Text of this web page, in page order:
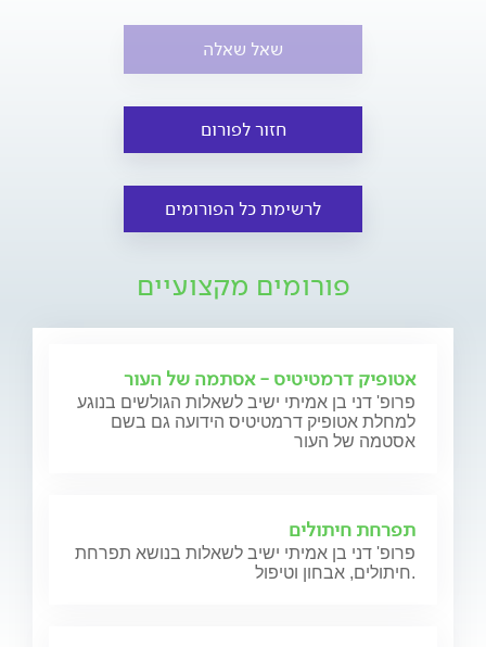
שאל שאלה
חזור לפורום
לרשימת כל הפורומים
פורומים מקצועיים
אטופיק דרמטיטיס - אסתמה של העור
פרופ' דני בן אמיתי ישיב לשאלות הגולשים בנוגע
למחלת אטופיק דרמטיטיס הידועה גם בשם
אסטמה של העור
תפרחת חיתולים
פרופ' דני בן אמיתי ישיב לשאלות בנושא תפרחת
חיתולים, אבחון וטיפול.